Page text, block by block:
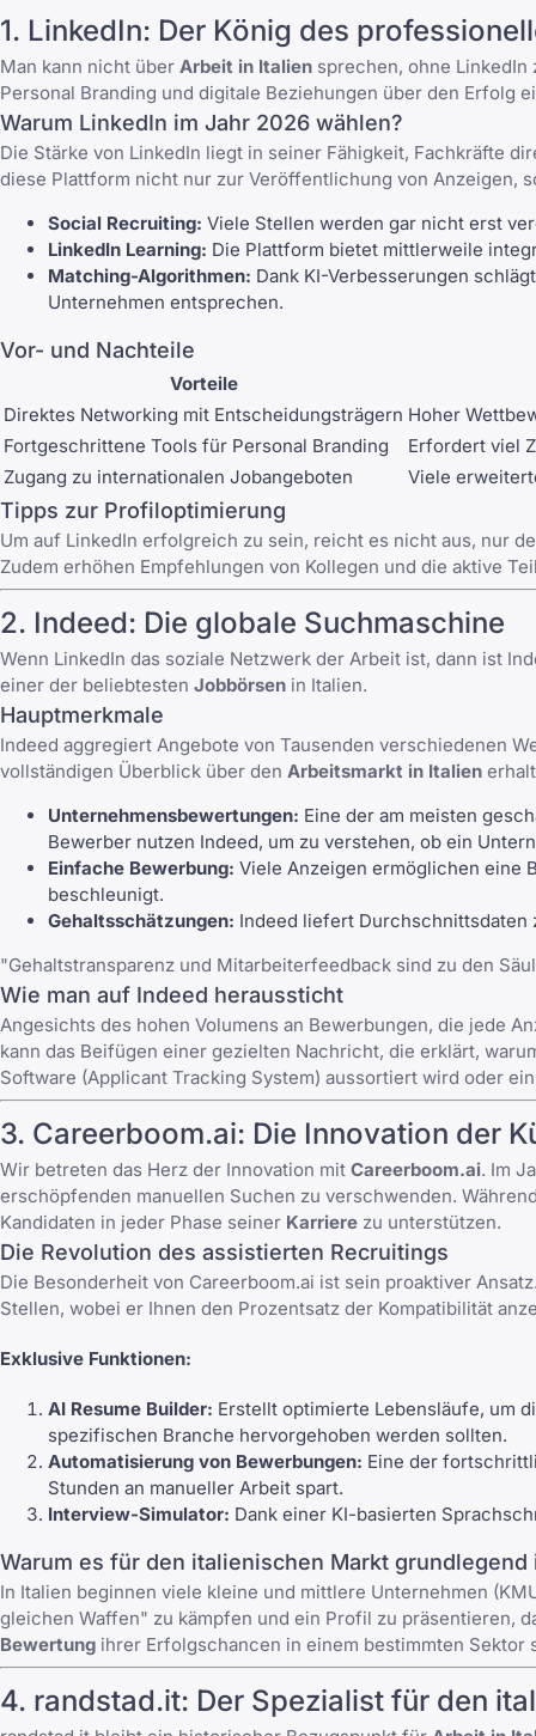
1. LinkedIn: Der König des
Man kann nicht über Arbeit in Italien sprechen, ohne
Personal Branding und digitale Beziehungen über den Erfolg
Warum LinkedIn im Jahr 2026 wählen?
Die Stärke von LinkedIn liegt in seiner Fähigkeit, Fachkräfte
diese Plattform nicht nur zur Veröffentlichung von Anzeigen,
Social Recruiting: Viele Stellen werden gar nicht erst
LinkedIn Learning: Die Plattform bietet mittlerweile
Matching-Algorithmen: Dank KI-Verbesserungen
Unternehmen entsprechen.
Vor- und Nachteile
Vorteile
Direktes Networking mit Entscheidungsträgern Hoher
Fortgeschrittene Tools für Personal Branding
Erfordert viel
Zugang zu internationalen Jobangeboten
Viele
Tipps zur Profiloptimierung
Um auf LinkedIn erfolgreich zu sein, reicht es nicht aus, nur
Zudem erhöhen Empfehlungen von Kollegen und die aktive
2. Indeed: Die globale Suchmaschine
Wenn LinkedIn das soziale Netzwerk der Arbeit ist, dann ist
einer der beliebtesten Jobbörsen in Italien.
Hauptmerkmale
Indeed aggregiert Angebote von Tausenden verschiedenen
vollständigen Überblick über den Arbeitsmarkt in Italien
Unternehmensbewertungen: Eine der am meisten
Bewerber nutzen Indeed, um zu verstehen, ob ein
Einfache Bewerbung: Viele Anzeigen ermöglichen eine
beschleunigt.
Gehaltsschätzungen: Indeed liefert Durchschnittsdaten
"Gehaltstransparenz und Mitarbeiterfeedback sind zu den
Wie man auf Indeed heraussticht
Angesichts des hohen Volumens an Bewerbungen, die jede
kann das Beifügen einer gezielten Nachricht, die erklärt,
Software (Applicant Tracking System) aussortiert wird oder
3. Careerboom.ai: Die Innovation der
Wir betreten das Herz der Innovation mit Careerboom.ai. Im
erschöpfenden manuellen Suchen zu verschwenden.
Kandidaten in jeder Phase seiner Karriere zu unterstützen.
Die Revolution des assistierten Recruitings
Die Besonderheit von Careerboom.ai ist sein proaktiver
Stellen, wobei er Ihnen den Prozentsatz der Kompatibilität
Exklusive Funktionen:
AI Resume Builder: Erstellt optimierte Lebensläufe, um
spezifischen Branche hervorgehoben werden sollten.
Automatisierung von Bewerbungen: Eine der
Stunden an manueller Arbeit spart.
Interview-Simulator: Dank einer KI-basierten
Warum es für den italienischen Markt grundlegend
In Italien beginnen viele kleine und mittlere Unternehmen
gleichen Waffen" zu kämpfen und ein Profil zu präsentieren,
Bewertung ihrer Erfolgschancen in einem bestimmten Sektor
4. randstad.it: Der Spezialist für den